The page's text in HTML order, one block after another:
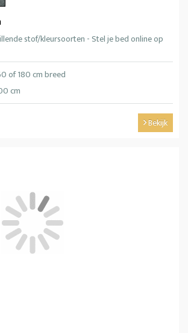
stof/kleursoorten - Stel je bed online op
of 180 cm breed
cm
Bekijk